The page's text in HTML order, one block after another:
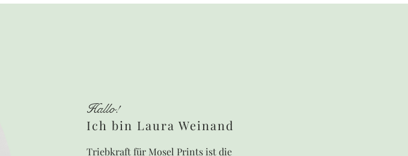
Hallo!
Ich bin Laura Weinand
Triebkraft für Mosel Prints ist die